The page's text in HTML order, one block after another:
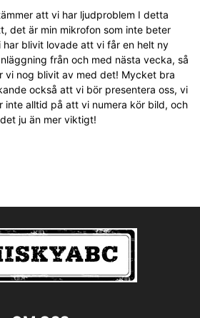
att vi har ljudproblem I detta
det är min mikrofon som inte beter
har blivit lovade att vi får en helt ny
från och med nästa vecka, så
vi nog blivit av med det! Mycket bra
också att vi bör presentera oss, vi
inte alltid på att vi numera kör bild, och
ju än mer viktigt!